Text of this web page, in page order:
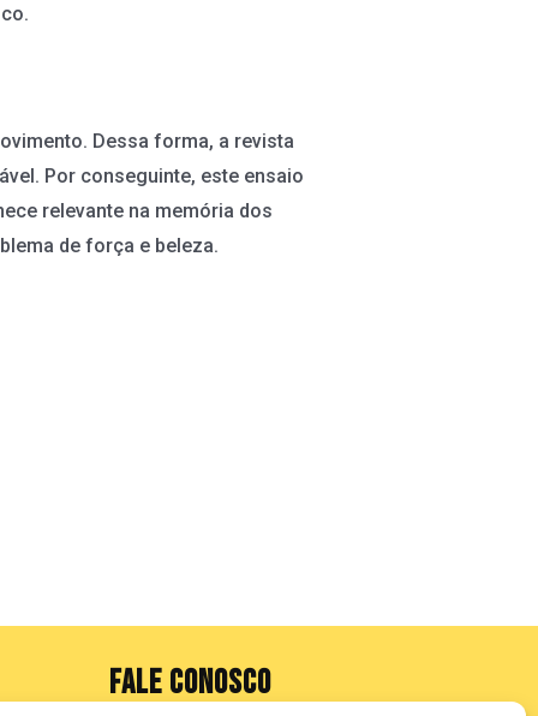
Dessa forma, a revista
Por conseguinte, este ensaio
relevante na memória dos
de força e beleza.
FALE CONOSCO